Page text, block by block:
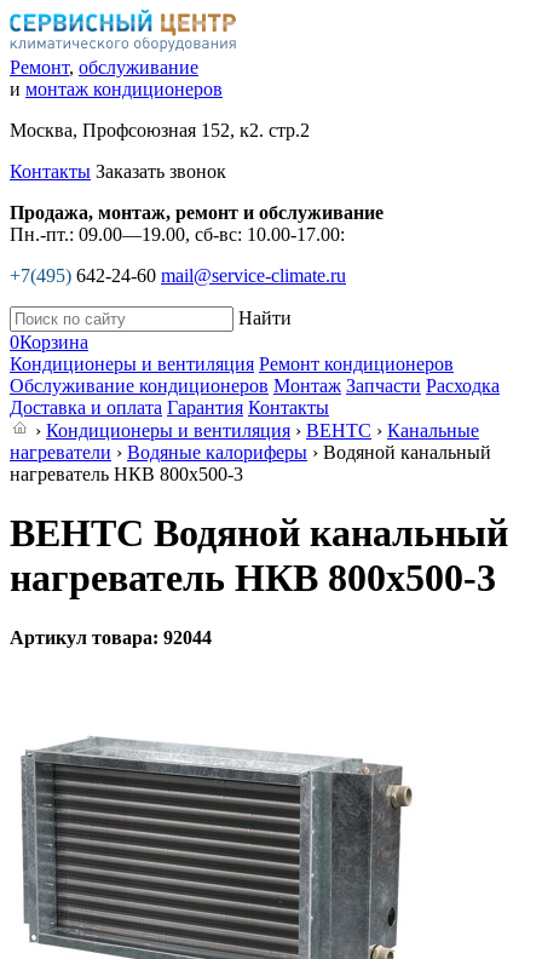
Ремонт, обслуживание
и монтаж кондиционеров
Москва, Профсоюзная 152, к2. стр.2
Контакты Заказать звонок
Продажа, монтаж, ремонт и обслуживание
Пн.-пт.: 09.00—19.00, сб-вс: 10.00-17.00:
+7(495) 642-24-60 mail@service-climate.ru
Найти
0Корзина
Кондиционеры и вентиляция Ремонт кондиционеров
Обслуживание кондиционеров Монтаж Запчасти Расходка
Доставка и оплата Гарантия Контакты
› Кондиционеры и вентиляция › ВЕНТС › Канальные
нагреватели › Водяные калориферы › Водяной канальный
нагреватель НКВ 800x500-3
ВЕНТС Водяной канальный
нагреватель НКВ 800x500-3
Артикул товара: 92044